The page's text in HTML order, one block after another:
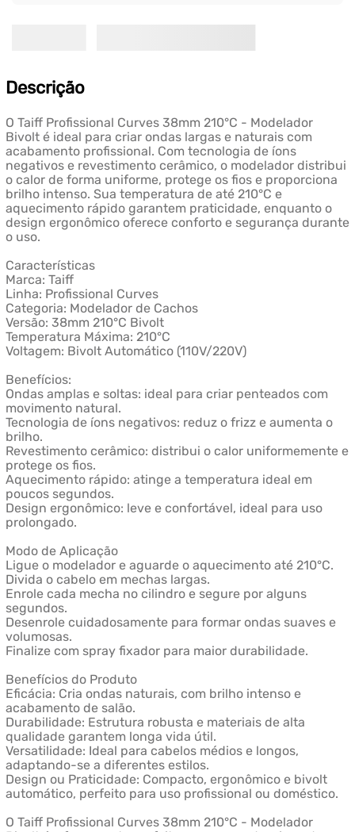
Descrição
O Taiff Profissional Curves 38mm 210°C - Modelador
Bivolt é ideal para criar ondas largas e naturais com
acabamento profissional. Com tecnologia de íons
negativos e revestimento cerâmico, o modelador distribui
o calor de forma uniforme, protege os fios e proporciona
brilho intenso. Sua temperatura de até 210°C e
aquecimento rápido garantem praticidade, enquanto o
design ergonômico oferece conforto e segurança durante
o uso.
Características
Marca: Taiff
Linha: Profissional Curves
Categoria: Modelador de Cachos
Versão: 38mm 210°C Bivolt
Temperatura Máxima: 210°C
Voltagem: Bivolt Automático (110V/220V)
Benefícios:
Ondas amplas e soltas: ideal para criar penteados com
movimento natural.
Tecnologia de íons negativos: reduz o frizz e aumenta o
brilho.
Revestimento cerâmico: distribui o calor uniformemente e
protege os fios.
Aquecimento rápido: atinge a temperatura ideal em
poucos segundos.
Design ergonômico: leve e confortável, ideal para uso
prolongado.
Modo de Aplicação
Ligue o modelador e aguarde o aquecimento até 210°C.
Divida o cabelo em mechas largas.
Enrole cada mecha no cilindro e segure por alguns
segundos.
Desenrole cuidadosamente para formar ondas suaves e
volumosas.
Finalize com spray fixador para maior durabilidade.
Benefícios do Produto
Eficácia: Cria ondas naturais, com brilho intenso e
acabamento de salão.
Durabilidade: Estrutura robusta e materiais de alta
qualidade garantem longa vida útil.
Versatilidade: Ideal para cabelos médios e longos,
adaptando-se a diferentes estilos.
Design ou Praticidade: Compacto, ergonômico e bivolt
automático, perfeito para uso profissional ou doméstico.
O Taiff Profissional Curves 38mm 210°C - Modelador